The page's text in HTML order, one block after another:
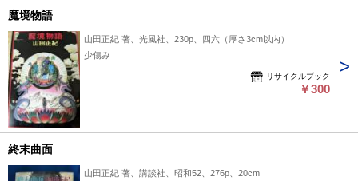
魔境物語
山田正紀 著、光風社、230p、四六（厚さ3cm以内）
少傷み
リサイクルブック
￥300
終末曲面
山田正紀 著、講談社、昭和52、276p、20cm